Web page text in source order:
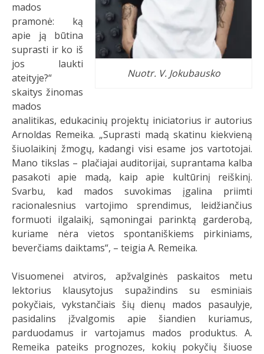
Nuotr. V. Jokubausko
mados
pramonė: ką
apie ją būtina
suprasti ir ko iš
jos laukti
ateityje?“
skaitys žinomas
mados
analitikas, edukacinių projektų iniciatorius ir autorius
Arnoldas Remeika. „Suprasti madą skatinu kiekvieną
šiuolaikinį žmogų, kadangi visi esame jos vartotojai.
Mano tikslas – plačiajai auditorijai, suprantama kalba
pasakoti apie madą, kaip apie kultūrinį reiškinį.
Svarbu, kad mados suvokimas įgalina priimti
racionalesnius vartojimo sprendimus, leidžiančius
formuoti ilgalaikį, sąmoningai parinktą garderobą,
kuriame nėra vietos spontaniškiems pirkiniams,
beverčiams daiktams“, – teigia A. Remeika.
Visuomenei atviros, apžvalginės paskaitos metu
lektorius klausytojus supažindins su esminiais
pokyčiais, vykstančiais šių dienų mados pasaulyje,
pasidalins įžvalgomis apie šiandien kuriamus,
parduodamus ir vartojamus mados produktus. A.
Remeika pateiks prognozes, kokių pokyčių šiuose